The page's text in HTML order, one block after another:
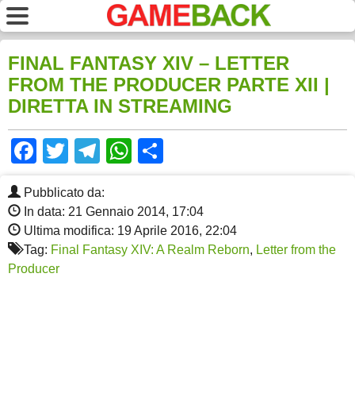
FINAL FANTASY XIV – LETTER
FROM THE PRODUCER PARTE XII |
DIRETTA IN STREAMING
Facebook
TwitterTelegram
WhatsApp
Pubblicato da:
In data: 21 Gennaio 2014, 17:04
Ultima modifica: 19 Aprile 2016, 22:04
Tag: Final Fantasy XIV: A Realm Reborn, Letter from the
Producer